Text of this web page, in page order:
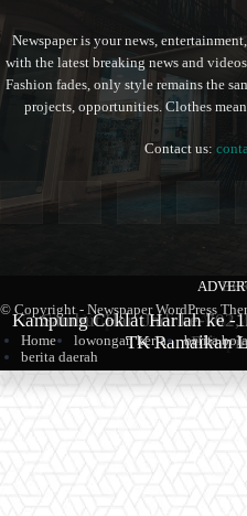
Produk Kopi Premium Asal
Sambut Hari Jadi ke-
Kampung Coklat Harlah ke -
TK Ramaikan
Newspaper is your news,
with the latest breaking news and
Fashion fades, only style remains the
projects, opportunities. Clothes
Contact us:
© Copyright - Newspaper WordPress
Home
lowongan kerja berita
berita daerah